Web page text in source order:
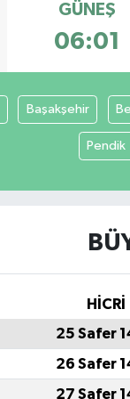
GÜNEŞ
06:01
Başakşehir
Pendik
HİCRİ
25 Safer
26 Safer
27 Safer